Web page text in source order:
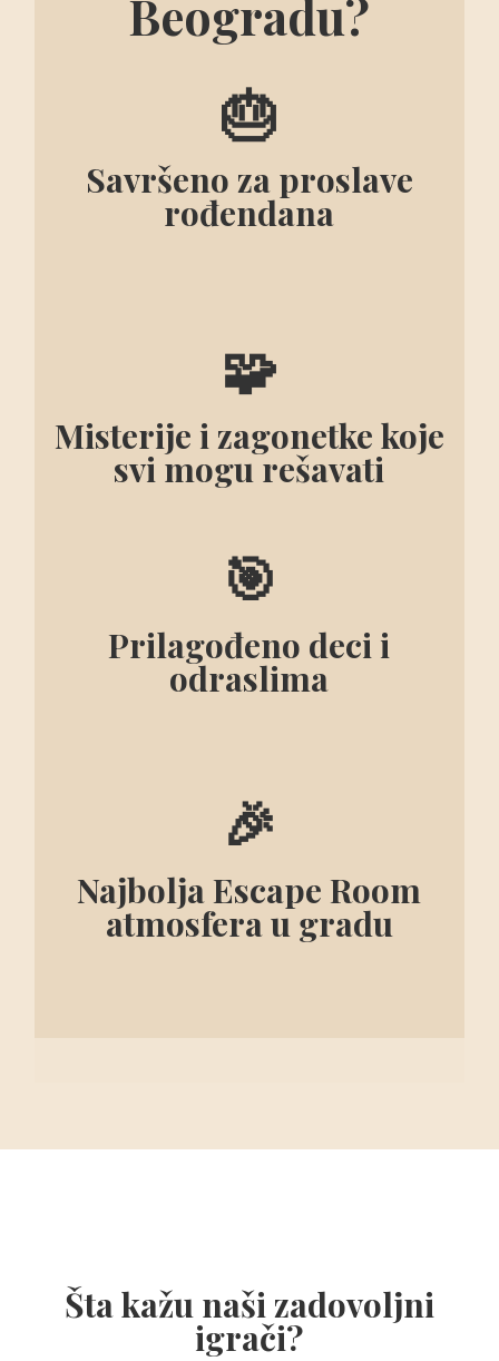
Beogradu?
🎂
Savršeno za proslave
rođendana
🧩
Misterije i zagonetke koje
svi mogurešavati
🎯
Prilagođeno deci i
odraslima
🎉
Najbolja Escape Room
atmosfera u gradu
Šta kažu naši zadovoljni
igrači?